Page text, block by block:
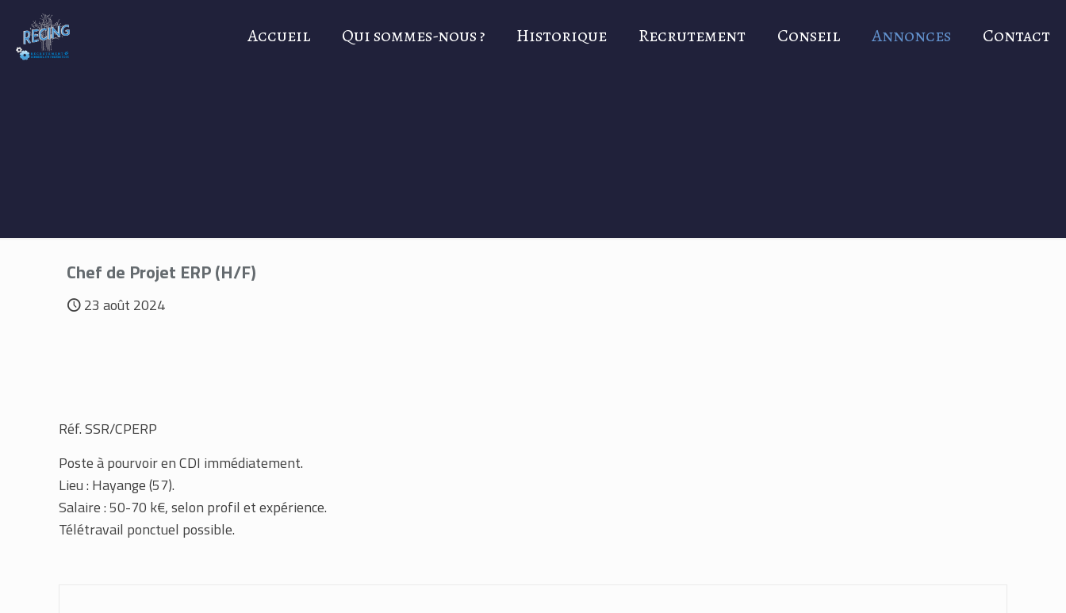
Accueil Qui sommes-nous ? Historique Recrutement Conseil Annonces Contact
Chef de Projet ERP (H/F)
23 août 2024
Réf. SSR/CPERP
Poste à pourvoir en CDI immédiatement.
Lieu : Hayange (57).
Salaire : 50-70 k€, selon profil et expérience.
Télétravail ponctuel possible.